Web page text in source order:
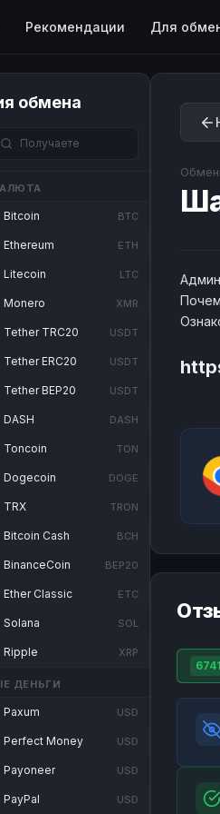
Рекомендации Для
обмена
Bitcoin BTC
Ethereum ETH
Litecoin LTC
Monero XMR
Tether TRC20 USDT
Tether ERC20 USDT
Tether BEP20 USDT
DASH DASH
Toncoin TON
Dogecoin DOGE
TRX TRON
Bitcoin Cash BCH
BinanceCoin BEP20
Ether Classic ETC
Solana SOL
Ripple XRP
ДЕНЬГИ
Paxum USD
Perfect Money USD
Payoneer USD
PayPal USD